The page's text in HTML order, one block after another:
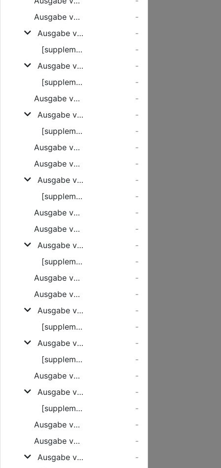
Ausgabe vom Freitag, den 27. Januar 1928
-
Ausgabe vom Samstag, den 28. Januar 1928
-
[supplement]
-
Ausgabe vom Montag, den 30. Januar 1928
-
[supplement]
-
Ausgabe vom Dienstag, den 31. Januar 1928
-
Ausgabe vom Mittwoch, den 01. Februar 1928
-
[supplement]
-
Ausgabe vom Donnerstag, den 02. Februar 1928
-
Ausgabe vom Freitag, den 03. Februar 1928
-
Ausgabe vom Samstag, den 04. Februar 1928
-
[supplement]
-
Ausgabe vom Montag, den 06. Februar 1928
-
Ausgabe vom Dienstag, den 07. Februar 1928
-
Ausgabe vom Mittwoch, den 08. Februar 1928
-
[supplement]
-
Ausgabe vom Donnerstag, den 09. Februar 1928
-
Ausgabe vom Freitag, den 10. Februar 1928
-
Ausgabe vom Samstag, den 11. Februar 1928
-
[supplement]
-
Ausgabe vom Montag, den 13. Februar 1928
-
[supplement]
-
Ausgabe vom Dienstag, den 14. Februar 1928
-
Ausgabe vom Mittwoch, den 15. Februar 1928
-
[supplement]
-
Ausgabe vom Donnerstag, den 16. Februar 1928
-
Ausgabe vom Freitag, den 17. Februar 1928
-
Ausgabe vom Samstag, den 18. Februar 1928
-